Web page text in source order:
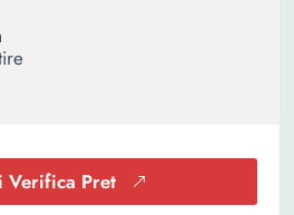
Verifica Pret